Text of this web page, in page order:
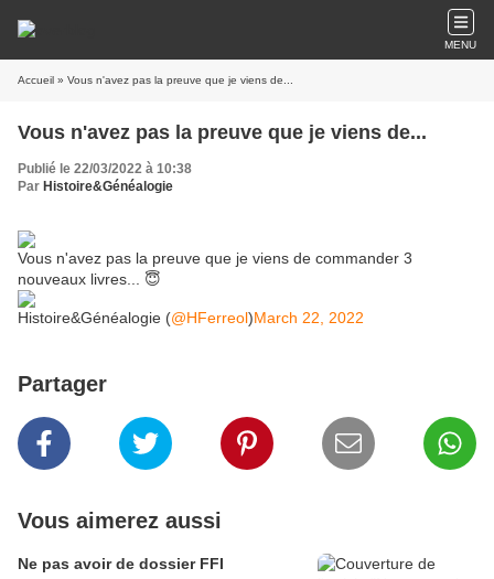
MENU
Accueil » Vous n'avez pas la preuve que je viens de...
Vous n'avez pas la preuve que je viens de...
Publié le 22/03/2022 à 10:38
Par Histoire&Généalogie
Vous n'avez pas la preuve que je viens de commander 3
nouveaux livres... 😇
Histoire&Généalogie (@HFerreol)March 22, 2022
Partager
Vous aimerez aussi
Ne pas avoir de dossier FFI